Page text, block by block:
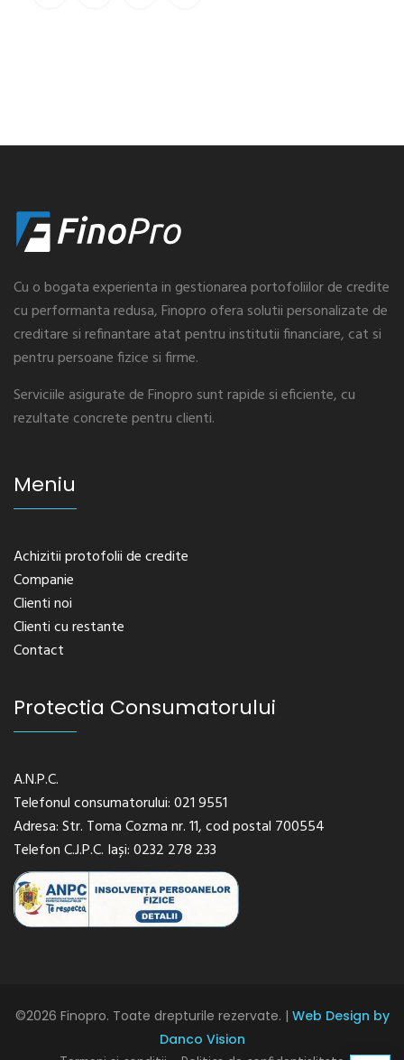
Cu o bogata experienta in gestionarea portofoliilor de credite
cu performanta redusa, Finopro ofera solutii personalizate de
creditare si refinantare atat pentru institutii financiare, cat si
pentru persoane fizice si firme.
Serviciile asigurate de Finopro sunt rapide si eficiente, cu
rezultate concrete pentru clienti.
Meniu
Achizitii protofolii de credite
Companie
Clienti noi
Clienti cu restante
Contact
Protectia Consumatorului
A.N.P.C.
Telefonul consumatorului: 021 9551
Adresa: Str. Toma Cozma nr. 11, cod postal 700554
Telefon C.J.P.C. Iași: 0232 278 233
©2026 Finopro. Toate drepturile rezervate. | Web Design by
Danco Vision